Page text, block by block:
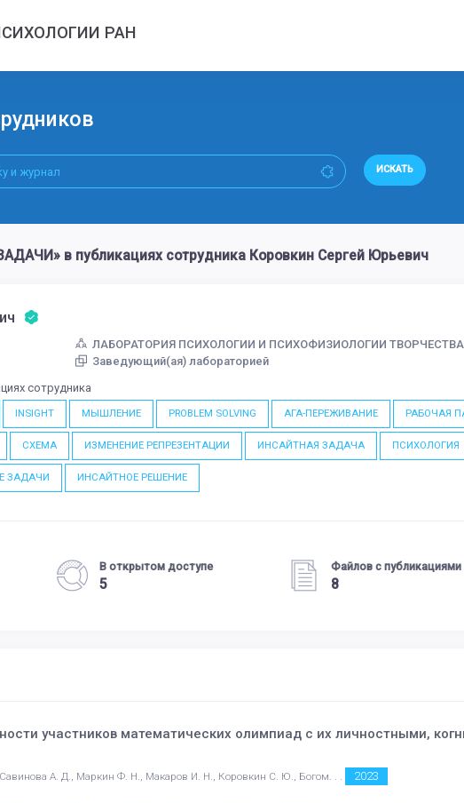
РАН
ИСКАТЬ
в публикациях сотрудника Коровкин Сергей Юрьевич
ЛАБОРАТОРИЯ ПСИХОЛОГИИ И ПСИХОФИЗИОЛОГИИ ТВОРЧЕСТВА
Заведующий(ая) лабораторией
сотрудника
INSIGHT МЫШЛЕНИЕ PROBLEM SOLVING АГА-ПЕРЕЖИВАНИЕ РАБОЧАЯ
СХЕМА ИЗМЕНЕНИЕ РЕПРЕЗЕНТАЦИИ ИНСАЙТНАЯ ЗАДАЧА ПСИХОЛОГИЯ
ЗАДАЧИ ИНСАЙТНОЕ РЕШЕНИЕ
В открытом доступе
5
Файлов с публикациями
8
участников математических олимпиад с их личностными,
А. Д., Маркин Ф. Н., Макаров И. Н., Коровкин С. Ю., Богом. . . 2023